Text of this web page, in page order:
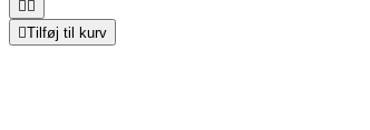
 
Tilføj til kurv